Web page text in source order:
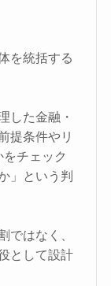
を統括する
した金融・
提条件やリ
チェック
」という判
ではなく、
として設計